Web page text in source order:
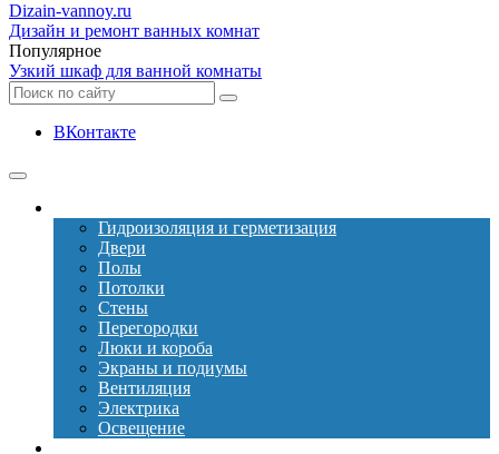
Dizain-vannoy.ru
Дизайн и ремонт ванных комнат
Популярное
Узкий шкаф для ванной комнаты
ВКонтакте
Гидроизоляция и герметизация
Двери
Полы
Потолки
Стены
Перегородки
Люки и короба
Экраны и подиумы
Вентиляция
Электрика
Освещение